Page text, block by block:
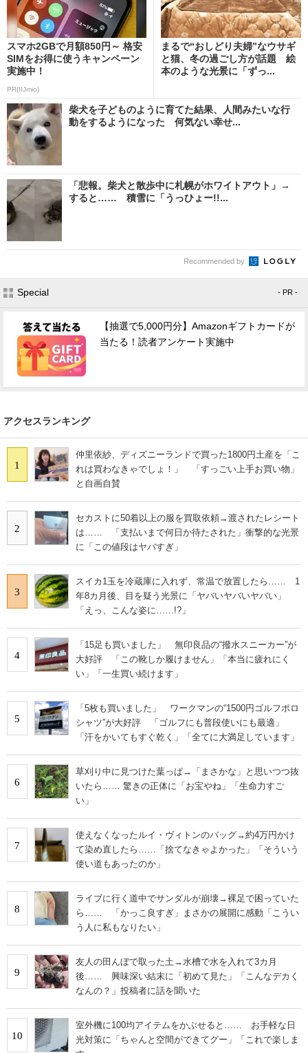
スマホ2GBで月額850円～ 格安
SIMをお得に使うキャンペーン
実施中！
PR(IIJmio)
まるで“おしどり夫婦”なウサギ
と猫、冬の過ごし方が話題 絵
本のような光景に「ずっ...
柴犬を子どものように育てた結果、人間みたいな行
動をするようになった 何気ない幸せ...
「悲報。柴犬と散歩中に札幌がホワイトアウト」→
すると…… 積雪に「うっひょー!!...
Recommended by
Special - PR -
【抽選で5,000円分】Amazonギフトカードが
当たる！読者アンケート実施中
アクセスランキング
1
仲里依紗、ディズニーランドで買った1800円土産を「こ
れは買わなきゃでしょ！」 「すっごい上手お買い物」
と自画自賛
2
セカストに50着以上の服を買取依頼→渡されたレシート
は…… 「支払いまで何日か待たされた」衝撃的な光景
に「この値段はヤバすぎ」
3
スイカ1玉を冷蔵庫に入れず、常温で放置したら…… 1
年8カ月後、目を疑う光景に「ヤバいヤバいヤバい」
「えっ、こんな姿に……!?」
4
「15足も買いました」 無印良品の“撥水スニーカー”が
大好評 「この靴しか履けません」「本当に疲れにく
い」「一生買い続けます」
5
「5枚も買いました」 ワークマンの“1500円ゴルフポロ
シャツ”が大好評 「ゴルフにも普段使いにも最適」
「汗をかいてもすぐ乾く」「全てに大満足しています」
6
草刈り中に見つけた葉っぱ→「まさかな」と思いつつ抜
いたら…… 驚きの正体に「お宝やね」「生命力すご
い」
7
使えなくなったルイ・ヴィトンのバッグ→約4万円かけ
て染め直したら……「捨てなきゃよかった」「そういう
使い道もあったのか」
8
ライブに行く道中でサンダルが崩壊→裸足で困っていた
ら…… 「かっこ良すぎ」まさかの展開に感動「こうい
う人に私もなりたい」
9
友人の田んぼで取った土→水槽で水を入れて3カ月
後…… 興味深い結末に「初めて見た」「こんなデカく
なんの？」投稿者に話を聞いた
10
室外機に100均アイテムをかぶせると…… お手軽な日
光対策に「ちゃんと空間ができてグー」「これで楽しま